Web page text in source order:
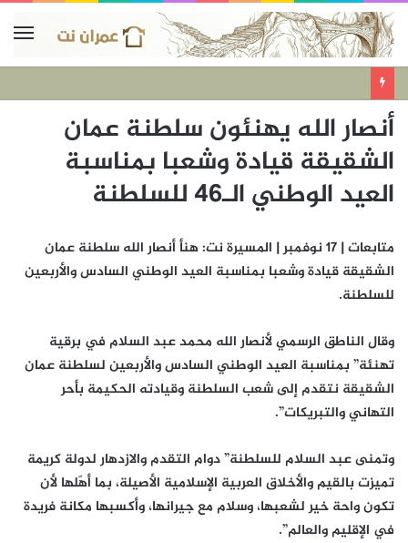
أنصار الله يهنئون سلطنة عمان
الشقيقة قيادة وشعبا بمناسبة
العيد الوطني الـ46 للسلطنة
متابعات | 17 نوفمبر | المسيرة نت: هنأ أنصار الله سلطنة عمان
الشقيقة قيادة وشعبا بمناسبة العيد الوطني السادس والأربعين
للسلطنة.
وقال الناطق الرسمي لأنصار الله محمد عبد السلام في برقية
تهنئة” بمناسبة العيد الوطني السادس والأربعين لسلطنة عمان
الشقيقة نتقدم إلى شعب السلطنة وقيادته الحكيمة بأحر
التهاني والتبريكات”.
وتمنى عبد السلام للسلطنة” دوام التقدم والازدهار لدولة كريمة
تميزت بالقيم والأخلاق العربية الإسلامية الأصيلة، بما أهّلها لأن
تكون واحة خير لشعبها، وسلام مع جيرانها، وأكسبها مكانة فريدة
في الإقليم والعالم”.